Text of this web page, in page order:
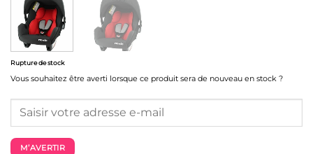
Rupture de stock
Vous souhaitez être averti lorsque ce produit sera de nouveau en stock ?
M’AVERTIR